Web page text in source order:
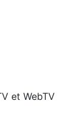
et WebTV